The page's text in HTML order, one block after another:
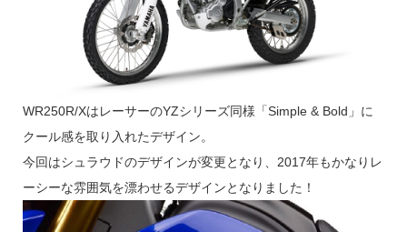
WR250R/XはレーサーのYZシリーズ同様「Simple & Bold」に
クール感を取り入れたデザイン。
今回はシュラウドのデザインが変更となり、2017年もかなりレ
ーシーな雰囲気を漂わせるデザインとなりました！